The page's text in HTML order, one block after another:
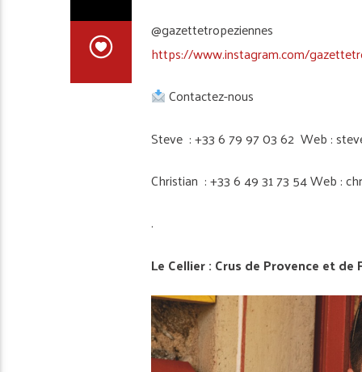
@gazettetropeziennes
https://www.instagram.com/
Contactez-nous
Steve : +33 6 79 97 03 62 Web :
Christian : +33 6 49 31 73 54 Web :
.
Le Cellier : Crus de Provence et de